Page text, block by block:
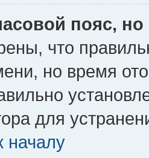
пояс,
что
но время
для
началу